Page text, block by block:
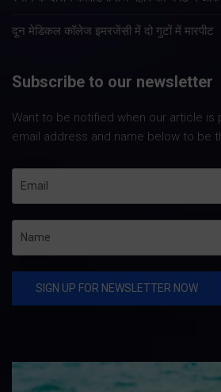
दून मेडिकल कॉलेज इमरजेंसी में दो गुटों में मारपीट
Subscribe to our newsletter
Want to be notified when our article is
email address and name below to be